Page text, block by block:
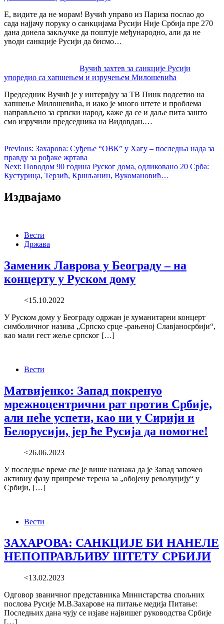
Е, видите да не морам! Вучић управо из Париза послао до
сада најјачу поруку о санкцијама Русији Није Србија пре 270
дана донела закључке да поштује међународно, али да не
уводи санкције Русији да бисмо…
Вучић захтев за санкције Русији
упоредио са хапшењем и изручењем Милошевића
Председник Вучић је у интервјуу за ТВ Пинк подсетио на
хапшење Милошевића, и иако је много штете и проблема
направљено за српски народ, каже да се и даље пита зашто
смо изручили председника на Видовдан.…
Previous: Захарова: Суђење “ОВК” у Хагу – последња нада за
правду за рођаке жртава
Next: Поводом 90 година Руског дома, одликовано 20 Срба:
Кустурица, Терзић, Кршљанин, Вукомановић…
Издвајамо
Вести
Држава
Заменик Лаврова у Београду – на
концерту у Руском дому
<15.10.2022
У Руском дому у Београду одржан је хуманитарни концерт
симболичног назива „Српско срце -рањеној Славјаносрбији“,
као мали гест жеље српског […]
Вести
Матвијенко: Запад покренуо
мрежноцентрични рат против Србије,
али неће успети, као ни у Сирији и
Белорусији, јер ће Русија да помогне!
<26.06.2023
У последње време све је више назнака да је Запад започео
активну фазу припреме терена за „обојену револуцију“ у
Србији, […]
Вести
ЗАХАРОВА: САНКЦИЈЕ БИ НАНЕЛЕ
НЕПОПРАВЉИВУ ШТЕТУ СРБИЈИ
<13.02.2023
Одговор званичног представника Министарства спољних
послова Русије М.В.Захарове на питање медија Питање:
Последњих дана чују се изјаве највишег руководства Србије
[…]